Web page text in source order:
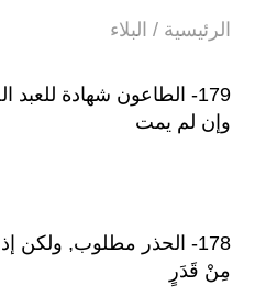
الرئيسية / البلاء
179- الطاعون شهادة
وإن لم يمت
178- الحذر مطلوب, ولكن
مِنْ قَدَرٍ